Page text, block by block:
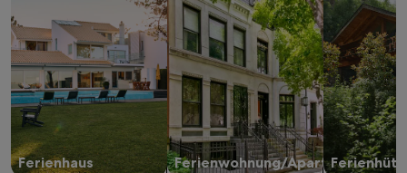
Ferienhaus Ferienwohnung/Apartment